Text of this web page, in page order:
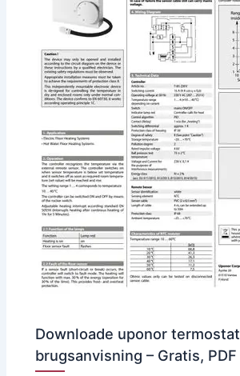
Downloade uponor termostat
brugsanvisning – Gratis, PDF